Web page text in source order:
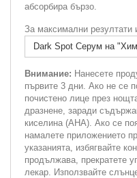
абсорбира бързо.
За максимални резултати
Dark Spot Серум на
Внимание: Нанесете
първите 3 дни. Ако не се
почистено лице през
дразнене, заради
киселина (AHA). Ако се
намалете приложението
указанията, избягвайте
продължава, прекратете
лекар. Използвайте